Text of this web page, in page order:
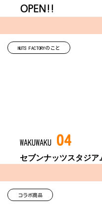
OPEN!!
NUTS FACTORYのこと
WAKUWAKU 04
セブンナッツスタジア
コラボ商品